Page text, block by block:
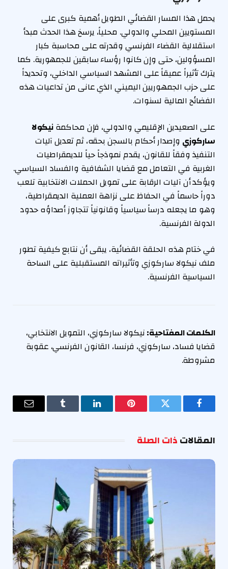
يحمل هذا المسار القضائي الطويل أهمية كبرى على
المستويين المحلي والدولي. محلياً، يرسخ هذا الحدث مبدأ
استقلالية القضاء الفرنسي وقدرته على محاسبة كبار
المسؤولين، حتى وإن كانوا رؤساء سابقين للجمهورية. كما
يترك تأثيراً عميقاً على المشهد السياسي الداخلي، وتحديداً
على حزب الجمهوريين اليميني الذي عانى من تداعيات هذه
الفضائح المالية لسنوات.
على الصعيدين الإقليمي والدولي، فإن محاكمةنيكولا
ساركوزي وإصدار أحكام بالسجن بحقه، ثم تعديل آليات
التنفيذ وفقاً للقانون، يقدم نموذجاً حياً للديمقراطيات
الغربية في التعامل مع قضايا الشفافية والفساد السياسي.
ويؤكد أن آليات الرقابة على تمويل الحملات الانتخابية تلعب
دوراً حاسماً في الحفاظ على نزاهة العملية الديمقراطية،
وهو ما يجعله درساً سياسياً وقانونياً تتجاوز أصداؤه حدود
الدولة الفرنسية.
في ختام هذه الحلقة القضائية، يبقى أن نتابع كيفية تطور
ملف نيكولا ساركوزي وتأثيراته المستقبلية على الساحة
السياسية الفرنسية.
الكلمات المفتاحية:نيكولا ساركوزي، التمويل الانتخابي،
قضايا فساد، ساركوزي، فرنسا، القانون الفرنسي، عقوبة
مشروطة.
فيسبوك تويتر بينتيريستلينكدإن Tumblr
البريد
المقالاتذات الصلة